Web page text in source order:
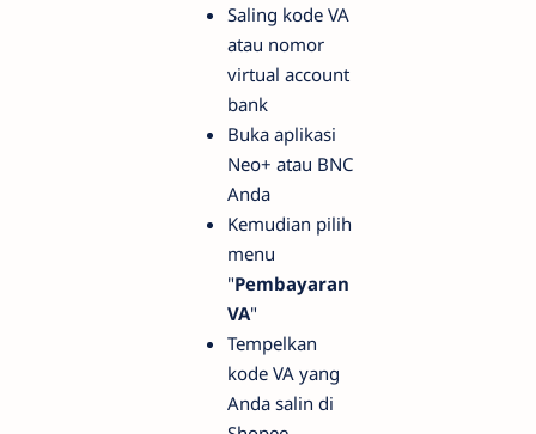
Saling kode VA
atau nomor
virtual account
bank
Buka aplikasi
Neo+ atau BNC
Anda
Kemudian pilih
menu
"Pembayaran
VA"
Tempelkan
kode VA yang
Anda salin di